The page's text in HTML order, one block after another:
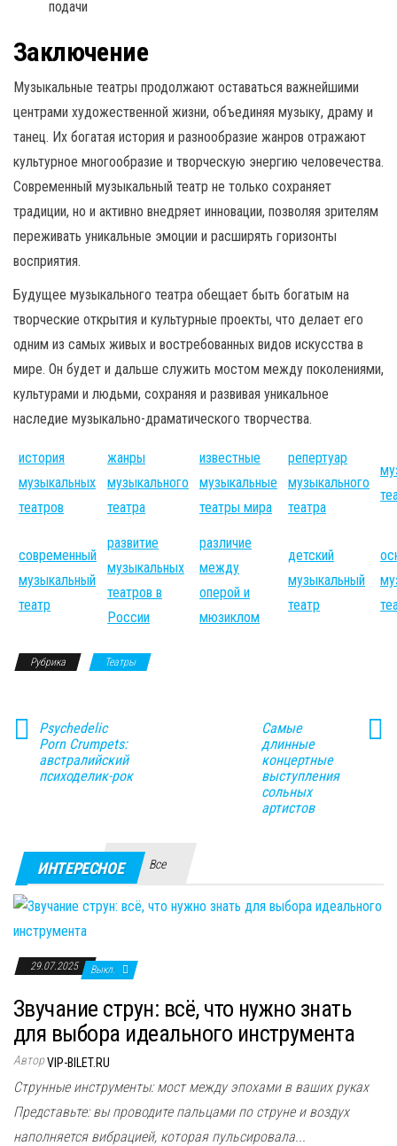
подачи
Заключение
Музыкальные театры продолжают оставаться важнейшими
центрами художественной жизни, объединяя музыку, драму и
танец. Их богатая история и разнообразие жанров отражают
культурное многообразие и творческую энергию человечества.
Современный музыкальный театр не только сохраняет
традиции, но и активно внедряет инновации, позволяя зрителям
переживать уникальные эмоции и расширять горизонты
восприятия.
Будущее музыкального театра обещает быть богатым на
творческие открытия и культурные проекты, что делает его
одним из самых живых и востребованных видов искусства в
мире. Он будет и дальше служить мостом между поколениями,
культурами и людьми, сохраняя и развивая уникальное
наследие музыкально-драматического творчества.
история
музыкальных
театров
жанры
музыкального
театра
известные
музыкальные
театры мира
репертуар
музыкального
театра
современный
музыкальный
театр
развитие
музыкальных
театров в
России
различие
между
оперой и
мюзиклом
детский
музыкальный
театр
Рубрика Театры
Psychedelic
Porn Crumpets:
австралийский
психоделик-рок
Самые
длинные
концертные
выступления
сольных
артистов
ИНТЕРЕСНОЕ Все
29.07.2025 Выкл.
Звучание струн: всё, что нужно знать
для выбора идеального инструмента
АвторVIP-BILET.RU
Струнные инструменты: мост между эпохами в ваших руках
Представьте: вы проводите пальцами по струне и воздух
наполняется вибрацией, которая пульсировала...